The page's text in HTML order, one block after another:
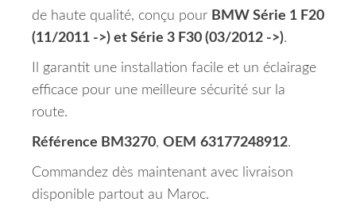
de haute qualité, conçu pour BMW Série 1 F20
(11/2011 ->) et Série 3 F30 (03/2012 ->).
Il garantit une installation facile et un éclairage
efficace pour une meilleure sécurité sur la
route.
Référence BM3270, OEM 63177248912.
Commandez dès maintenant avec livraison
disponible partout au Maroc.